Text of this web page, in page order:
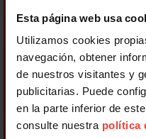
Esta página web usa
Utilizamos cookies
navegación, obtener
de nuestros visitantes y
publicitarias. Puede
en la parte inferior de
consulte nuestra política